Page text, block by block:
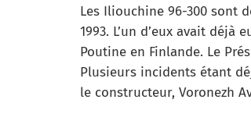
Les Iliouchine 96-300 sont
1993. L’un d’eux avait
Poutine en Finlande. Le
Plusieurs incidents étant
le constructeur, Voronezh